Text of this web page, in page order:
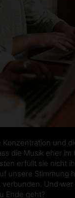
und
die Musik eher im
erfüllt sie nicht
unsere Stimmung
Und
Ende geht?